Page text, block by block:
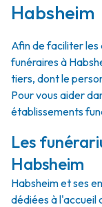
Habsheim
Afin de faciliter les
funéraires à
tiers, dont le
Pour vous aider
établissements
Les
Habsheim
Habsheim et ses
dédiées à l'accueil